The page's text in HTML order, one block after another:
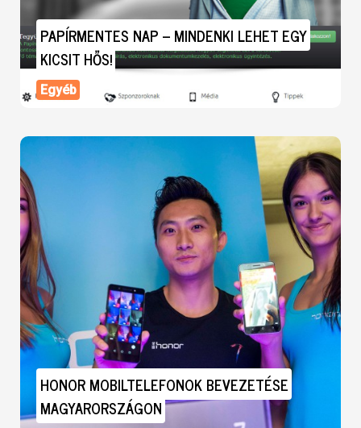
PAPÍRMENTES NAP – MINDENKI LEHET EGY
KICSIT HŐS!
Egyéb
HONOR MOBILTELEFONOK BEVEZETÉSE
MAGYARORSZÁGON